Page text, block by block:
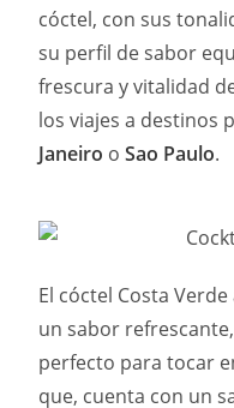
cóctel, con sus
su perfil de sabor
frescura y vitalidad
los viajes a destinos
Janeiro oSao Paulo.
El cóctel Costa
un sabor
perfecto para tocar
que, cuenta con un